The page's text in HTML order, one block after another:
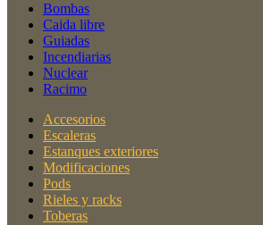
Bombas
Caida libre
Guiadas
Incendiarias
Nuclear
Racimo
Accesorios
Escaleras
Estanques exteriores
Modificaciones
Pods
Rieles y racks
Toberas